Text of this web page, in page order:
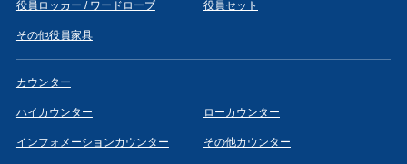
役員ロッカー / ワードローブ 役員セット
その他役員家具
カウンター
ハイカウンター ローカウンター
インフォメーションカウンター その他カウンター